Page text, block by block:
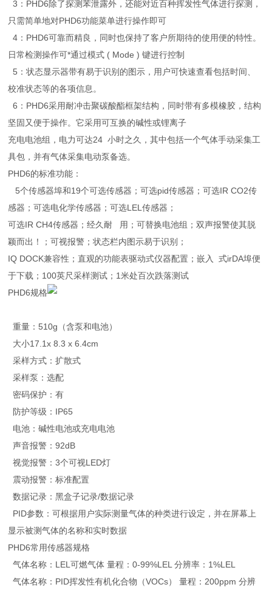
3：PHD6除了探测苯泄露外，还能对近百种挥发性气体进行探测，
只需简单地对PHD6功能菜单进行操作即可
4：PHD6可靠而精良，同时也保持了客户所期待的使用便的特性。
日常检测操作可*通过模式 ( Mode ) 键进行控制
5：状态显示器带有易于识别的图示，用户可快速查看包括时间、
校准状态等的各项信息。
6：PHD6采用耐冲击聚碳酸酯框架结构，同时带有多模橡胶，结构
坚固又便于操作。它采用可互换的碱性或锂离子
充电电池组，电力可达24 小时之久，其中包括一个气体手动采集工
具包，并有气体采集电动泵备选。
PHD6的标准功能：
5个传感器埠和19个可选传感器；可选pid传感器；可选IR CO2传
感器；可选电化学传感器；可选LEL传感器；
可选IR CH4传感器；经久耐 用；可替换电池组；双声报警使其脱
颖而出！；可视报警；状态栏内图示易于识别；
IQ DOCK兼容性；直观的功能表驱动式仪器配置；嵌入 式irDA埠便
于下载；100英尺采样测试；1米处百次跌落测试
PHD6规格
重量：510g（含泵和电池）
大小17.1x 8.3 x 6.4cm
采样方式：扩散式
采样泵：选配
密码保护：有
防护等级：IP65
电池：碱性电池或充电电池
声音报警：92dB
视觉报警：3个可视LED灯
震动报警：标准配置
数据记录：黑盒子记录/数据记录
PID参数：可根据用户实际测量气体的种类进行设定，并在屏幕上
显示被测气体的名称和实时数据
PHD6常用传感器规格
气体名称：LEL可燃气体 量程：0-99%LEL 分辨率：1%LEL
气体名称：PID挥发性有机化合物（VOCs） 量程：200ppm 分辨